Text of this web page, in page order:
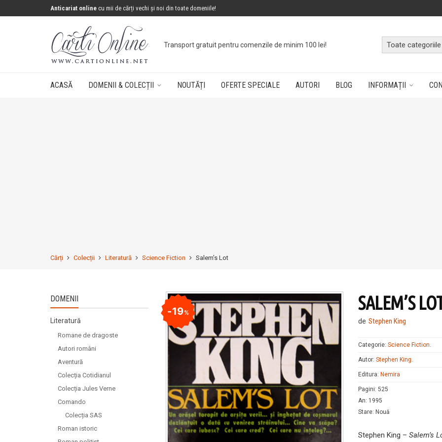
Anticariat online cu mii de cărți vechi și noi din toate domeniile!
Transport gratuit pentru comenzile de minim 100 lei!
ACASĂ DOMENII & COLECȚII NOUTĂȚI OFERTE SPECIALE AUTORI BLOG INFORMAȚII
Cărți Colecții Literatură Science Fiction Salem’s Lot
19% SALEM’S
de Stephen King
Categorie: Science Fiction.
Autor: Stephen King.
Editura: Nemira
Pagini: 525
An: 1995
Stare: Nouă
Stephen King – Salem’s
DOMENII
Literatură
Romane de dragoste
Autori români
Aventură
Colecția Cotidianul
Colecția Jules Verne
Comando
Colecția SAS
Roman istoric